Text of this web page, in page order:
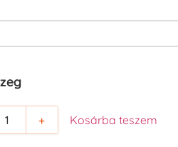
+ Kosárba teszem